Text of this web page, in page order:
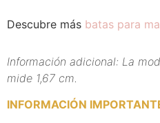
Descubre más batas para
Información adicional: La
mide 1,67 cm.
INFORMACIÓN